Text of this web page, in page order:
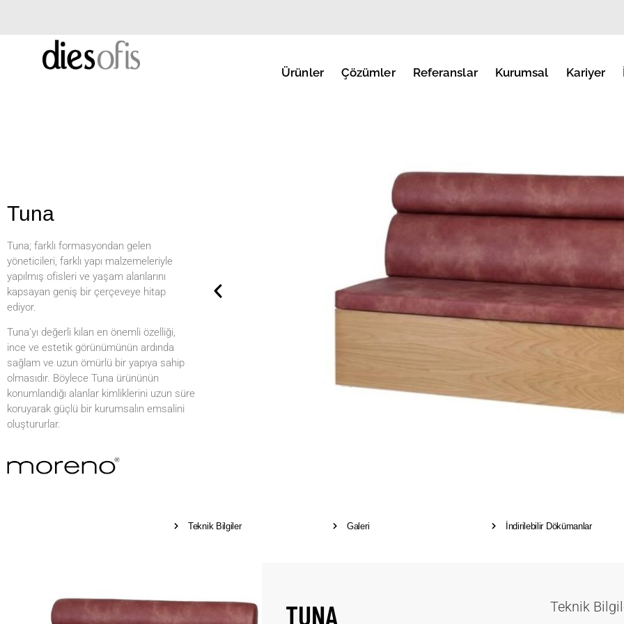
Ürünler Çözümler Referanslar Kurumsal Kariyer
Tuna
Tuna; farklı formasyondan gelen
yöneticileri, farklı yapı malzemeleriyle
yapılmış ofisleri ve yaşam alanlarını
kapsayan geniş bir çerçeveye hitap
ediyor.
Tuna’yı değerli kılan en önemli özelliği,
ince ve estetik görünümünün ardında
sağlam ve uzun ömürlü bir yapıya sahip
olmasıdır. Böylece Tuna ürününün
konumlandığı alanlar kimliklerini uzun süre
koruyarak güçlü bir kurumsalın emsalini
oluştururlar.
Teknik Bilgiler Galeri İndirilebilir Dökümanlar
TUNA Teknik